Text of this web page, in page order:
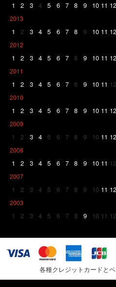
1 2 3 4 5 6 7 8 9 10 11 12
2013
1 2 3 4 5 6 7 8 9 10 11 12
2012
1 2 3 4 5 6 7 8 9 10 11 12
2011
1 2 3 4 5 6 7 8 9 10 11 12
2010
1 2 3 4 5 6 7 8 9 10 11 12
2009
1 2 3 4 5 6 7 8 9 10 11 12
2008
1 2 3 4 5 6 7 8 9 10 11 12
2007
1 2 3 4 5 6 7 8 9 10 11 12
2003
1 2 3 4 5 6 7 8 9 10 11 12
各種クレジットカードと